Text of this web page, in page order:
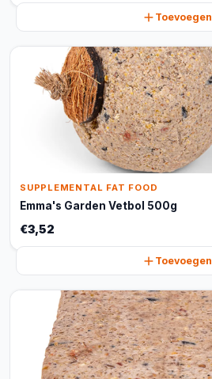
Toevoegen
SUPPLEMENTAL FAT FOOD
Emma's Garden Vetbol 500g
€3,52
Toevoegen